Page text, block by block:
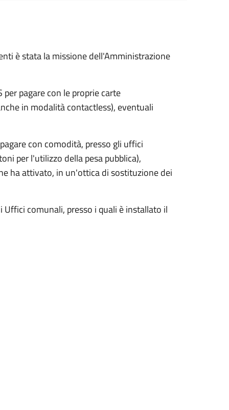
è stata la missione dell'Amministrazione
pagare con le proprie carte
in modalità contactless), eventuali
con comodità, presso gli uffici
per l'utilizzo della pesa pubblica),
ha attivato, in un'ottica di sostituzione dei
comunali, presso i quali è installato il